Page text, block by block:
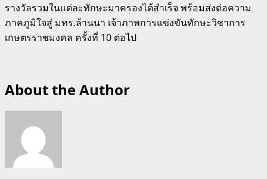
รางวัลรวมในแต่ละทักษะมาครองได้สำเร็จ พร้อมส่งต่อความ
ภาคภูมิใจสู่ มทร.ล้านนา เจ้าภาพการแข่งขันทักษะวิชาการ
เกษตรราชมงคล ครั้งที่ 10 ต่อไป
About the Author